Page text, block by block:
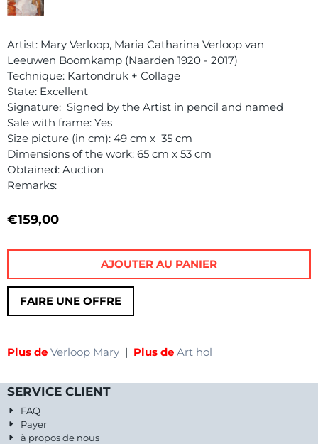
Artist: Mary Verloop, Maria Catharina Verloop van
Leeuwen Boomkamp (Naarden 1920 - 2017)
Technique: Kartondruk + Collage
State: Excellent
Signature: Signed by the Artist in pencil and named
Sale with frame: Yes
Size picture (in cm): 49 cm x 35 cm
Dimensions of the work: 65 cm x 53 cm
Obtained: Auction
Remarks:
€159,00
FAIRE UNE OFFRE
AJOUTER AU PANIER
Plus de Verloop Mary | Plus de Art hol
SERVICE CLIENT
FAQ
Payer
à propos de nous